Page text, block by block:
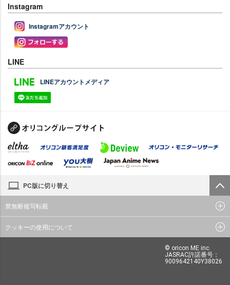
Instagram
Instagramアカウント
LINE
LINEアカウントメディア
PC版に切り替え
禁無断複写転載
クッキーの使用について
© oricon ME inc.
JASRAC許諾番号：
9009642140Y38026